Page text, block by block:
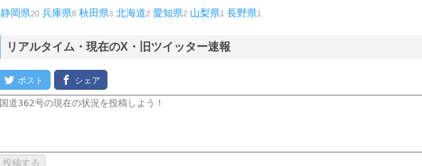
静岡県20 兵庫県8 秋田県3 北海道2 愛知県2 山梨県1 長野県1
リアルタイム・現在のX・旧ツイッター速報